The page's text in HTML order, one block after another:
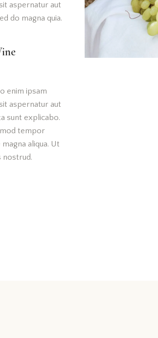
aspernatur aut
do magna quia.
enim ipsam
aspernatur aut
sunt explicabo.
tempor
aliqua. Ut
nostrud.